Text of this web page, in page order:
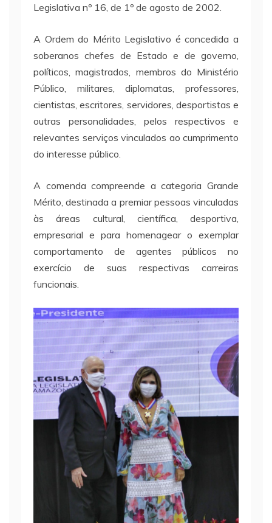
Legislativa nº 16, de 1º de agosto de 2002.
A Ordem do Mérito Legislativo é concedida a
soberanos chefes de Estado e de governo,
políticos, magistrados, membros do Ministério
Público, militares, diplomatas, professores,
cientistas, escritores, servidores, desportistas e
outras personalidades, pelos respectivos e
relevantes serviços vinculados ao cumprimento
do interesse público.
A comenda compreende a categoria Grande
Mérito, destinada a premiar pessoas vinculadas
às áreas cultural, científica, desportiva,
empresarial e para homenagear o exemplar
comportamento de agentes públicos no
exercício de suas respectivas carreiras
funcionais.